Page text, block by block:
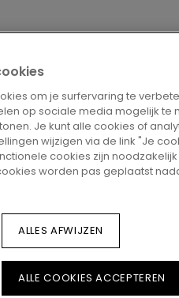
ZOEK EEN
Wil je deze
met vragen?
verdeler in de
Bekijk
om je surfervaring te
op sociale media mogelijk te
Je kunt alle cookies of
wijzigen via de link "Je
cookies zijn
worden pas geplaatst
ALLES AFWIJZEN
ALLE COOKIES ACCEPTEREN